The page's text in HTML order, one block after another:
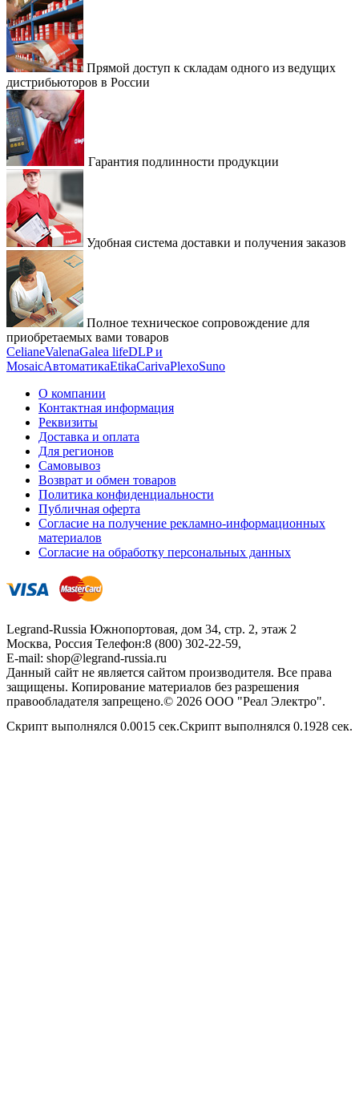
Прямой доступ к складам одного из ведущих
дистрибьюторов в России
Гарантия подлинности продукции
Удобная система доставки и получения заказов
Полное техническое сопровождение для
приобретаемых вами товаров
CelianeValenaGalea lifeDLP и
MosaicАвтоматикаEtikaCarivaPlexoSuno
О компании
Контактная информация
Реквизиты
Доставка и оплата
Для регионов
Самовывоз
Возврат и обмен товаров
Политика конфиденциальности
Публичная оферта
Согласие на получение рекламно-информационных
материалов
Согласие на обработку персональных данных
Legrand-Russia Южнопортовая, дом 34, стр. 2, этаж 2
Москва, Россия Телефон:8 (800) 302-22-59,
E-mail: shop@legrand-russia.ru
Данный сайт не является сайтом производителя. Все права
защищены. Копирование материалов без разрешения
правообладателя запрещено.© 2026 ООО "Реал Электро".
Скрипт выполнялся 0.0015 сек.Скрипт выполнялся 0.1928 сек.